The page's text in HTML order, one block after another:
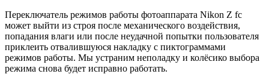
Переключатель режимов работы фотоаппарата Nikon Z fc
может выйти из строя после механического воздействия,
попадания влаги или после неудачной попытки пользователя
приклеить отвалившуюся накладку с пиктограммами
режимов работы. Мы устраним неполадку и колёсико выбора
режима снова будет исправно работать.